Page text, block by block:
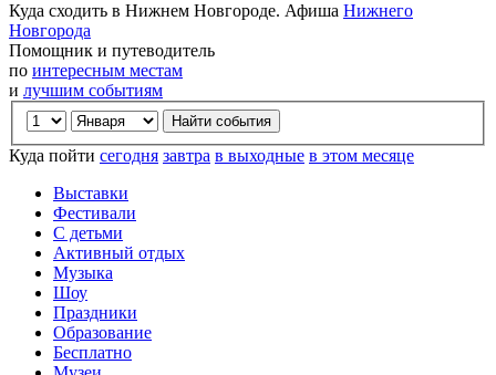
Куда сходить в Нижнем Новгороде. Афиша Нижнего
Новгорода
Помощник и путеводитель
по интересным местам
и лучшим событиям
Куда пойти сегодня завтра в выходные в этом месяце
Выставки
Фестивали
С детьми
Активный отдых
Музыка
Шоу
Праздники
Образование
Бесплатно